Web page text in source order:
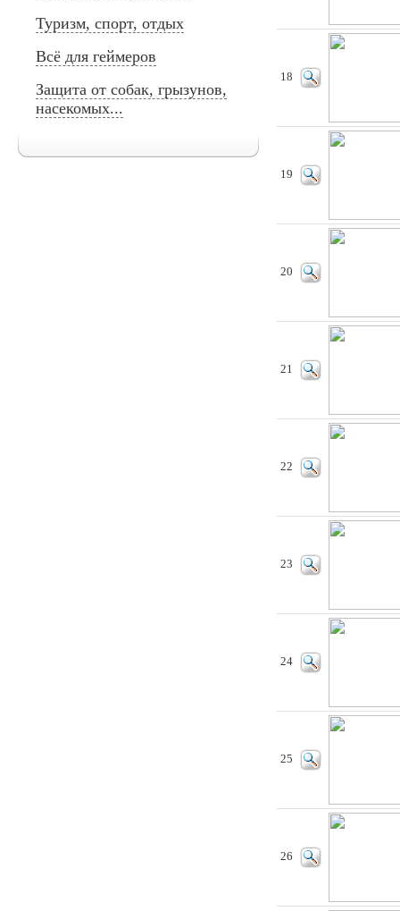
Туризм, спорт, отдых
Всё для геймеров
Защита от собак, грызунов,
насекомых...
18
19
20
21
22
23
24
25
26